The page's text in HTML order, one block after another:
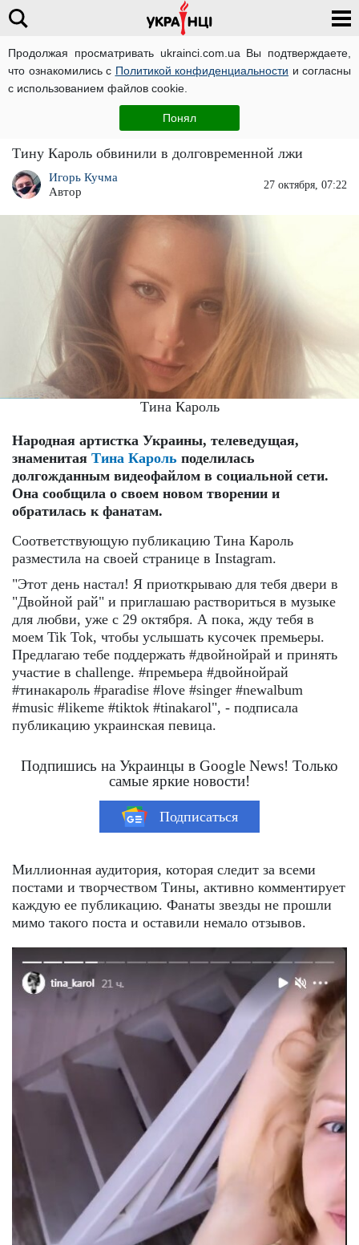
Продолжая просматривать ukrainci.com.ua Вы подтверждаете,
что ознакомились с Политикой конфиденциальности и согласны
с использованием файлов cookie.
Понял
"Все люди узнают": Тину Кароль могут
разоблачить за долговременную ложь
Тину Кароль обвинили в долговременной лжи
Игорь Кучма
Автор
27 октября, 07:22
Тина Кароль
Народная артистка Украины, телеведущая,
знаменитая Тина Кароль поделилась
долгожданным видеофайлом в социальной сети.
Она сообщила о своем новом творении и
обратилась к фанатам.
Соответствующую публикацию Тина Кароль
разместила на своей странице в Instagram.
"Этот день настал! Я приоткрываю для тебя двери в
"Двойной рай" и приглашаю раствориться в музыке
для любви, уже с 29 октября. А пока, жду тебя в
моем Tik Tok, чтобы услышать кусочек премьеры.
Предлагаю тебе поддержать #двойнойрай и принять
участие в challenge. #премьера #двойнойрай
#тинакароль #paradise #love #singer #newalbum
#music #likeme #tiktok #tinakarol", - подписала
публикацию украинская певица.
Подпишись на Украинцы в Google News! Только
самые яркие новости!
Подписаться
Миллионная аудитория, которая следит за всеми
постами и творчеством Тины, активно комментирует
каждую ее публикацию. Фанаты звезды не прошли
мимо такого поста и оставили немало отзывов.